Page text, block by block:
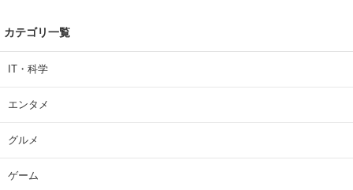
カテゴリ一覧
IT・科学
エンタメ
グルメ
ゲーム